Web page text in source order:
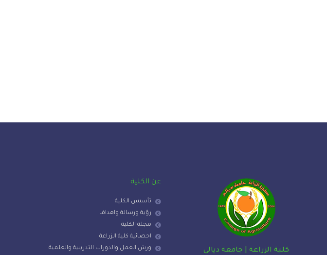
كلية الزراعة | جامعة ديالى
عن الكلية
تأسيس الكلية
رؤية ورسالة واهداف
مجلة الكلية
احصائية كلية الزراعة
ورش العمل والدورات التدريبية والعلمية